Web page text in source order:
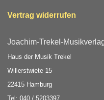
Vertrag widerrufen
Joachim-Trekel-
Haus der Musik Trekel
Willerstwiete 15
22415 Hamburg
Tel: 040 / 5203397